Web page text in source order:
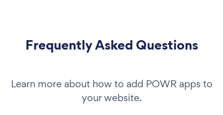
Frequently Asked Questions
Learn more about how to add POWR apps to
your website.